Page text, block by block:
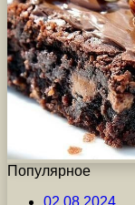
Популярное
02.08.2024